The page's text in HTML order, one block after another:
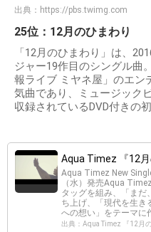
出典： https://pbs.twimg.com
25位：12月のひまわり
「12月のひまわり」は、
ジャー19作目のシングル曲
報ライブ ミヤネ屋」のエン
気曲であり、ミュージック
収録されているDVD付きの
Aqua Timez 『12
Aqua Timez New
（水）発売Aqua
タッグを組み、「まだ
ち上げ、「現代を生き
への想い」をテーマに
出典：Aqua Timez 『12月